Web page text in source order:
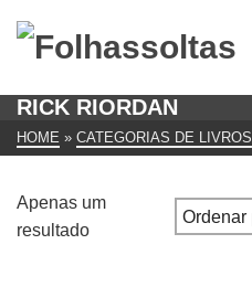
RICK RIORDAN
HOME » CATEGORIAS DE LIVROS
Apenas um
resultado